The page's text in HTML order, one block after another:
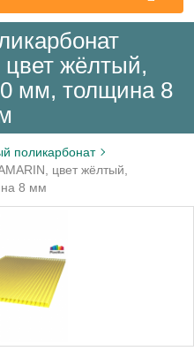
жёлтый,
мм, толщина 8
поликарбонат
цвет жёлтый,
8 мм